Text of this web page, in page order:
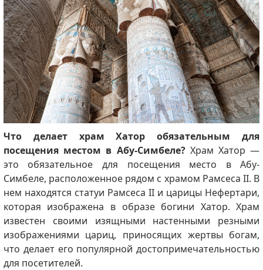
Что делает храм Хатор обязательным для
посещения местом в Абу-Симбеле?Храм Хатор —
это обязательное для посещения место в Абу-
Симбеле, расположенное рядом с храмом Рамсеса II. В
нем находятся статуи Рамсеса II и царицы Нефертари,
которая изображена в образе богини Хатор. Храм
известен своими изящными настенными резными
изображениями цариц, приносящих жертвы богам,
что делает его популярной достопримечательностью
для посетителей.